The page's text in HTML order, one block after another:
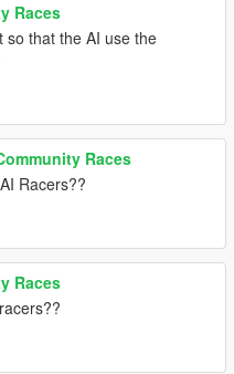
Races
so that the AI use the
Races
Racers??
Races